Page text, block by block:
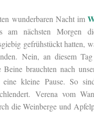
wunderbaren Nacht im
am nächsten Morgen
gefrühstückt hatten,
Nein, an diesem
Beine brauchten nach
eine kleine Pause. So
Verena vom
die Weinberge und